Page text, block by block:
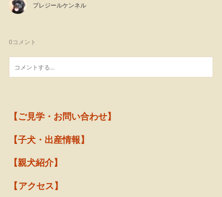
プレジールケンネル
0コメント
【ご見学・お問い合わせ】
【子犬・出産情報】
【親犬紹介】
【アクセス】